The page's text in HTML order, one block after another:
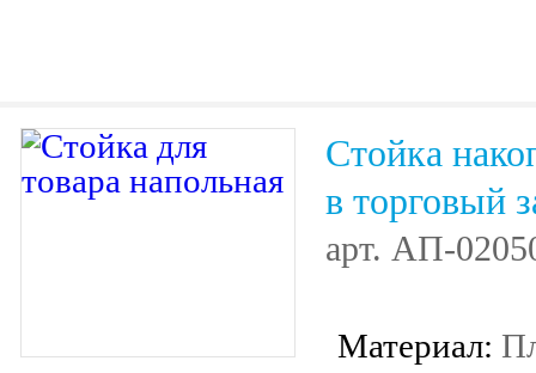
Стойка
в торговый
арт. АП-
Материал: